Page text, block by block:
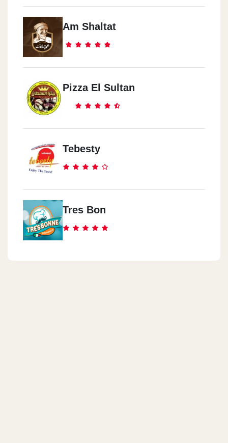
Helwan
32 Borhan St. Intersection Of Haidar St. - Helwan
Semouha
Shoubra
209 Shoubra St., Next To Saint Teresa Station)
Faisal
12 Faisal St.
Masaken Sheraton
Sun City Mall, Autostrad Road
Am Shaltat
Pizza El Sultan
Tebesty
Tres Bon